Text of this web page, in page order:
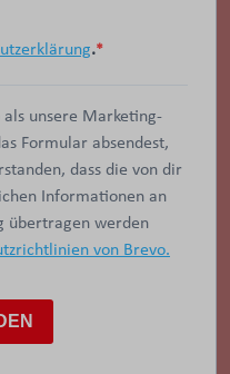
.
unsere Marketing-
Formular absendest,
dass die von dir
Informationen an
übertragen werden
von Brevo.